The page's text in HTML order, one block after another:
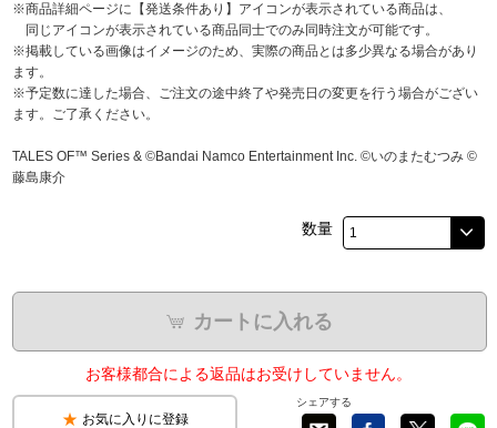
ラブライブ！
ラブライブ！サンシャイン‼
ラブライブ！虹ヶ咲学園スクールアイドル同好会
ラブライブ！スーパースター!!
※商品詳細ページに【発送条件あり】アイコンが表示されている商品は、
同じアイコンが表示されている商品同士でのみ同時注文が可能です。
※掲載している画像はイメージのため、実際の商品とは多少異なる場合があり
ます。
※予定数に達した場合、ご注文の途中終了や発売日の変更を行う場合がござい
ます。ご了承ください。
TALES OF™ Series & ©Bandai Namco Entertainment Inc. ©いのまたむつみ ©
藤島康介
数量
カートに入れる
お客様都合による返品はお受けしていません。
お気に入りに登録
シェアする